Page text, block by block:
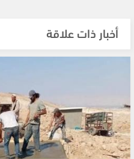
أخبار ذات علاقة